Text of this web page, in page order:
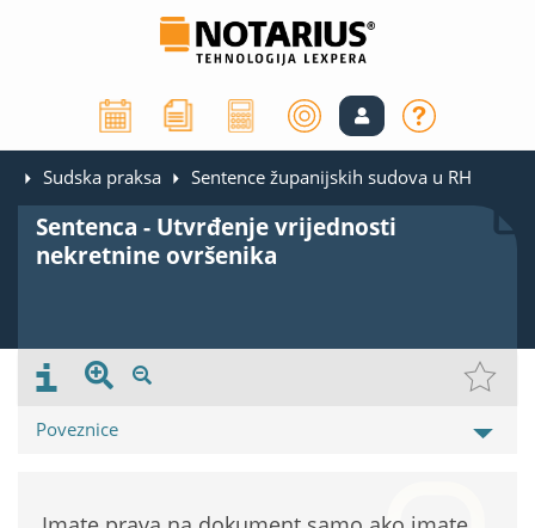
Sudska praksa Sentence županijskih sudova u RH
Sentenca - Utvrđenje vrijednosti
nekretnine ovršenika
Poveznice